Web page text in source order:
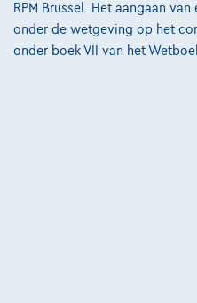
RPM Brussel. Het aangaan
onder de wetgeving op het
onder boek VII van het